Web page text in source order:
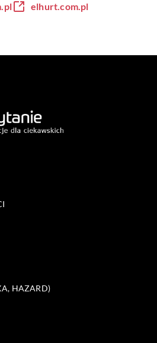
elhurt.com.pl
HAZARD)